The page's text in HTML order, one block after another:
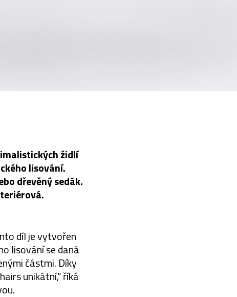
židlí
lisování.
dřevěný sedák.
díl je vytvořen
lisování se daná
částmi. Díky
unikátní,“ říká